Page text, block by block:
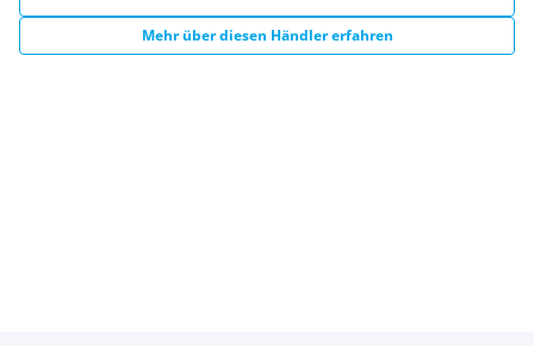
Mehr über diesen Händler erfahren